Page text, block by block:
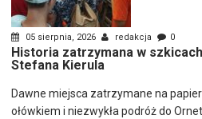
05 sierpnia, 2026 redakcja 0
Historia zatrzymana w
Stefana Kierula
Dawne miejsca zatrzymane na
ołówkiem i niezwykła podróż do